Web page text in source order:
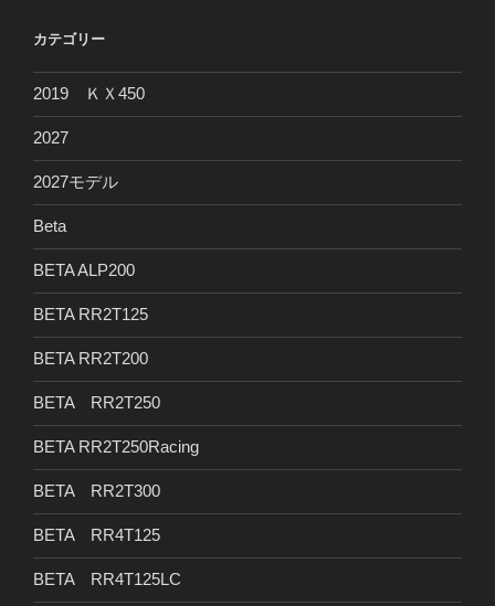
カテゴリー
2019 ＫＸ450
2027
2027モデル
Beta
BETA ALP200
BETA RR2T125
BETA RR2T200
BETA RR2T250
BETA RR2T250Racing
BETA RR2T300
BETA RR4T125
BETA RR4T125LC